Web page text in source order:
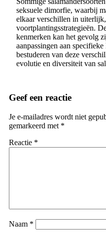
seksuele dimorfie, waarbij
elkaar verschillen in
voortplantingsstrategieën.
kenmerken kan het gevolg
aanpassingen aan
bestuderen van deze
evolutie en diversiteit van
Geef een reactie
Je e-mailadres wordt niet
gemarkeerd met *
Reactie *
Naam *